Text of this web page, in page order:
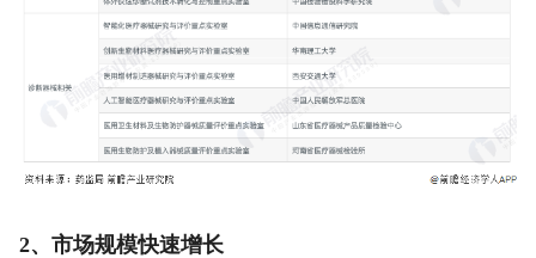
2、市场规模快速增长